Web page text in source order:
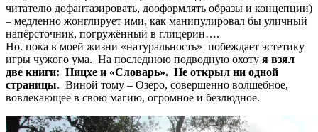
читателю дофантазировать, дооформлять образы и концепции)
– медленно жонглирует ими, как манипулировал бы уличный
напёрсточник, погружённый в глицерин….
Но. пока в моей жизни «натуральность» побеждает эстетику
игры чужого ума. На последнюю подводную охоту я взял
две книги: Ницхе и «Словарь». Не открыл ни одной
страницы. Виной тому – Озеро, совершенно волшебное,
вовлекающее в свою магию, огромное и безлюдное.